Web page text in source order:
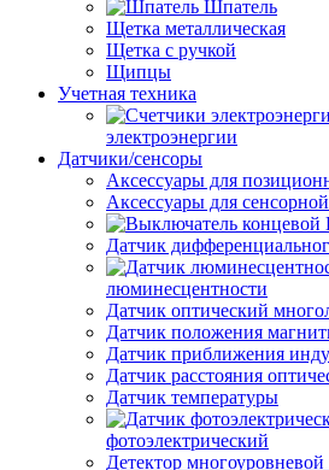
Шпатель
Щетка металлическая
Щетка с ручкой
Щипцы
Учетная техника
электроэнергии
Датчики/сенсоры
Аксессуары для
Аксессуары для
Датчик
люминесцентности
Датчик оптический
Датчик положения
Датчик приближения
Датчик расстояния
Датчик температуры
фотоэлектрический
Детектор